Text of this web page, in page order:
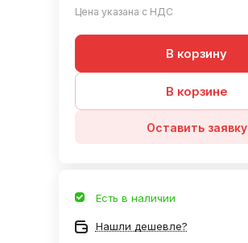
Цена указана с НДС
В корзину
В корзине
Оставить заявку
Есть в наличии
Нашли дешевле?